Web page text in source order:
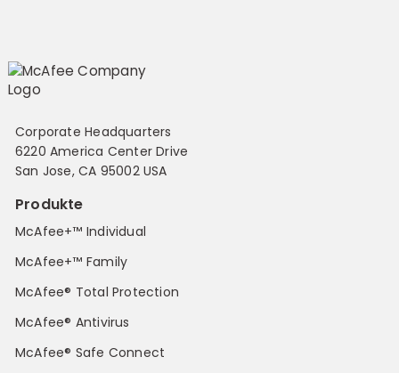
Corporate Headquarters
6220 America Center Drive
San Jose, CA 95002 USA
Produkte
McAfee+™ Individual
McAfee+™ Family
McAfee® Total Protection
McAfee® Antivirus
McAfee® Safe Connect